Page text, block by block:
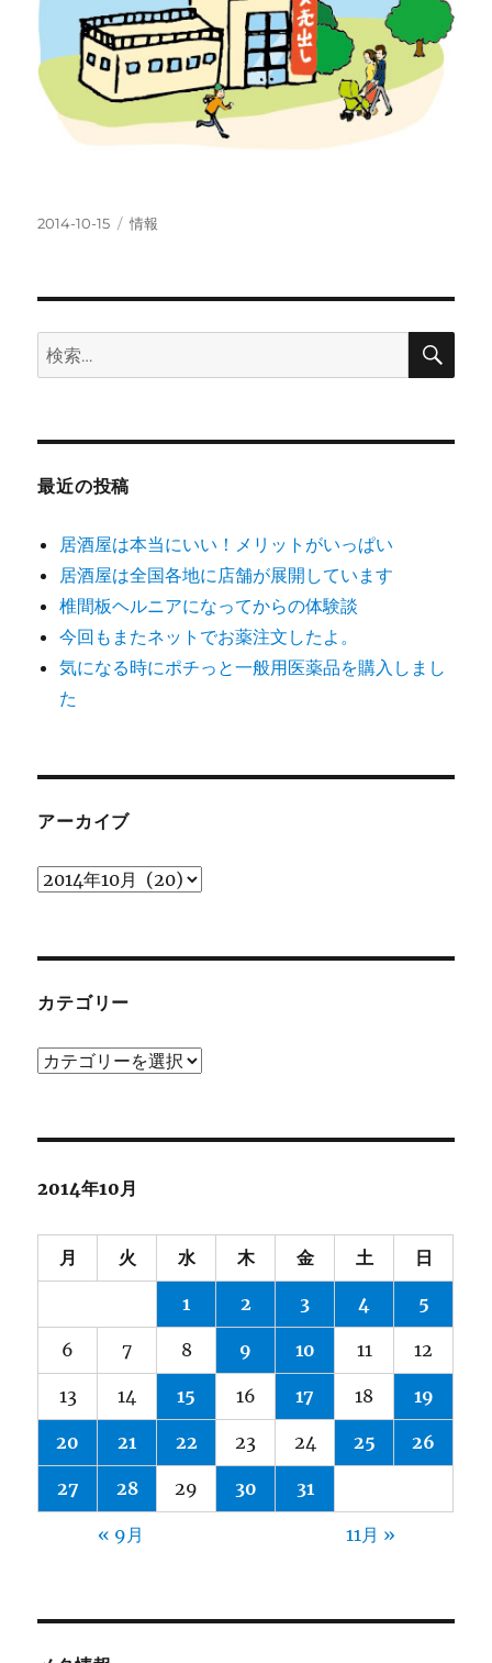
投
2014-10-15
カ
情報
検
索:
検
最近の投稿
居酒屋は本当にいい！メリットがいっぱい
居酒屋は全国各地に店舗が展開しています
椎間板ヘルニアになってからの体験談
今回もまたネットでお薬注文したよ。
気になる時にポチっと一般用医薬品を購入しまし
た
アーカイブ
ア
ブ
カテゴリー
カ
ー
2014年10月
月 火 水 木 金 土 日
1 2 3 4 5
6 7 8 9 10 11 12
13 14 15 16 17 18 19
20 21 22 23 24 25 26
27 28 29 30 31
« 9月 11月 »